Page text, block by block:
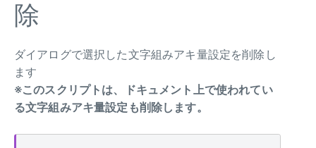
除
ダイアログで選択した文字組みアキ量設定を削除し
ます
※このスクリプトは、ドキュメント上で使われてい
る文字組みアキ量設定も削除します。